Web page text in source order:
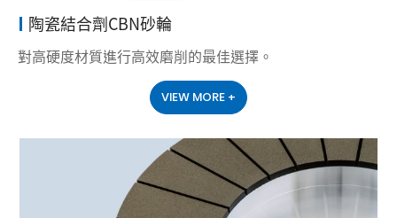
陶瓷結合劑CBN砂輪
對高硬度材質進行高效磨削的最佳選擇。
VIEW MORE +